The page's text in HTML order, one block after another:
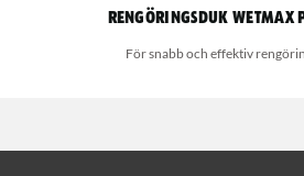
Rengöringsduk Wetmax
För snabb och effektiv